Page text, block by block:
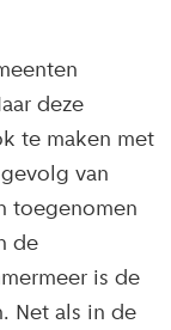
deze
te maken met
van
toegenomen
de
is de
Net als in de